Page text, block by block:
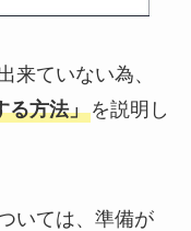
来ていない為、
る方法」を説明し
いては、準備が